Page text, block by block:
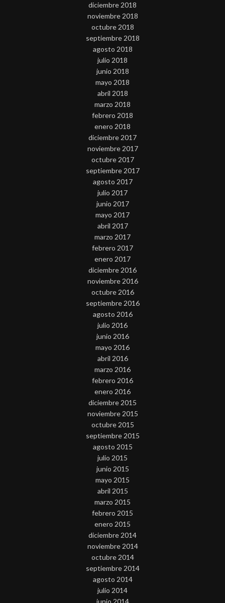
diciembre 2018
noviembre 2018
octubre 2018
septiembre 2018
agosto 2018
julio 2018
junio 2018
mayo 2018
abril 2018
marzo 2018
febrero 2018
enero 2018
diciembre 2017
noviembre 2017
octubre 2017
septiembre 2017
agosto 2017
julio 2017
junio 2017
mayo 2017
abril 2017
marzo 2017
febrero 2017
enero 2017
diciembre 2016
noviembre 2016
octubre 2016
septiembre 2016
agosto 2016
julio 2016
junio 2016
mayo 2016
abril 2016
marzo 2016
febrero 2016
enero 2016
diciembre 2015
noviembre 2015
octubre 2015
septiembre 2015
agosto 2015
julio 2015
junio 2015
mayo 2015
abril 2015
marzo 2015
febrero 2015
enero 2015
diciembre 2014
noviembre 2014
octubre 2014
septiembre 2014
agosto 2014
julio 2014